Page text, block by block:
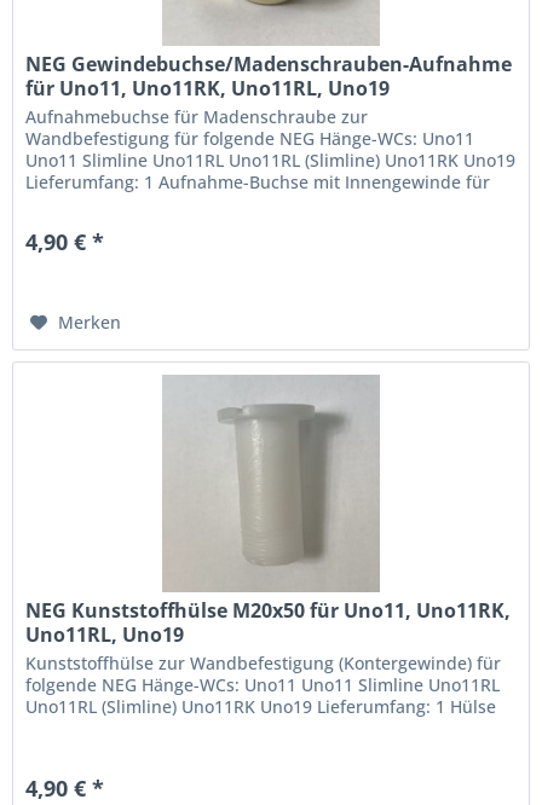
NEG Gewindebuchse/Madenschrauben-Aufnahme
für Uno11, Uno11RK, Uno11RL, Uno19
Aufnahmebuchse für Madenschraube zur
Wandbefestigung für folgende NEG Hänge-WCs: Uno11
Uno11 Slimline Uno11RL Uno11RL (Slimline) Uno11RK Uno19
Lieferumfang: 1 Aufnahme-Buchse mit Innengewinde für
4,90 € *
Merken
NEG Kunststoffhülse M20x50 für Uno11, Uno11RK,
Uno11RL, Uno19
Kunststoffhülse zur Wandbefestigung (Kontergewinde) für
folgende NEG Hänge-WCs: Uno11 Uno11 Slimline Uno11RL
Uno11RL (Slimline) Uno11RK Uno19 Lieferumfang: 1 Hülse
4,90 € *